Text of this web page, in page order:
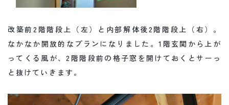
改築前2階階段上（左）と内部解体後2階階段上（右）。
なかなか開放的なプランになりました。1階玄関から上が
ってくる風が、2階階段前の格子窓を開けておくとサーっ
と抜けていきます。